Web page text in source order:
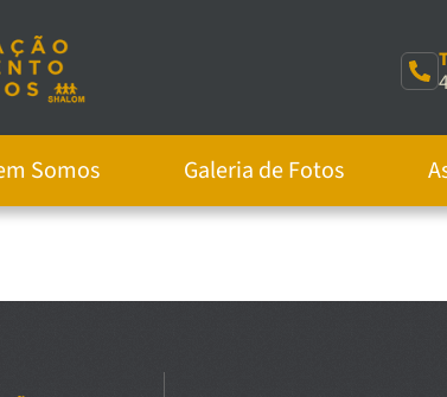
Somos Galeria de Fotos